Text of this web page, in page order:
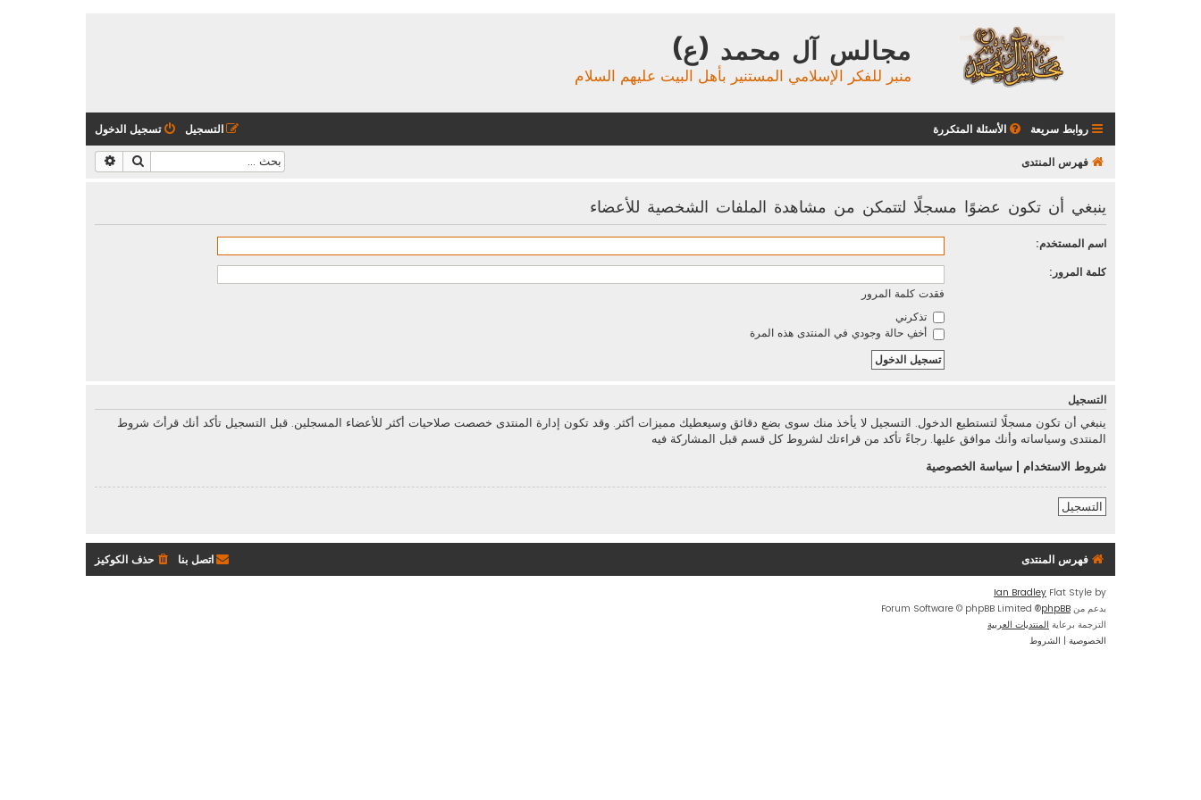
مجالس آل محمد (ع)
منبر للفكر الإسلامي المستنير بأهل البيت عليهم السلام
روابط سريعة الأسئلة المتكررة تسجيل الدخول التسجيل
فهرس المنتدى بحث
ينبغي أن تكون عضوًا مسجلًا لتتمكن من مشاهدة الملفات الشخصية للأعضاء
اسم المستخدم:
كلمة المرور:
فقدت كلمة المرور
تذكرني
أخفِ حالة وجودي في المنتدى هذه المرة
التسجيل
ينبغي أن تكون مسجلًا لتستطيع الدخول. التسجيل لا يأخذ منك سوى بضع دقائق وسيعطيك مميزات أكثر. وقد تكون إدارة المنتدى خصصت صلاحيات أكثر للأعضاء المسجلين. قبل التسجيل تأكد أنك قرأتَ شروط
المنتدى وسياساته وأنك موافق عليها. رجاءً تأكد من قراءتك لشروط كل قسم قبل المشاركة فيه
شروط الاستخدام
سياسة الخصوصية
التسجيل
فهرس المنتدى حذف الكوكيز اتصل بنا
Flat Style by
Ian Bradley
بدعم من phpBB
® Forum Software © phpBB Limited
الترجمة برعاية المنتديات العربية
الخصوصية | الشروط